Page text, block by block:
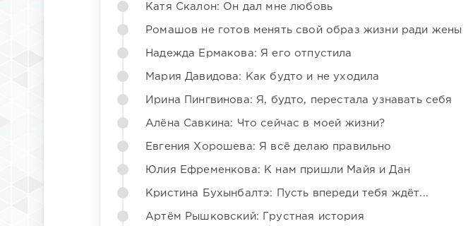
Катя Скалон: Он дал мне любовь
Ромашов не готов менять свой образ жизни ради жены
Надежда Ермакова: Я его отпустила
Мария Давидова: Как будто и не уходила
Ирина Пингвинова: Я, будто, перестала узнавать себя
Алёна Савкина: Что сейчас в моей жизни?
Евгения Хорошева: Я всё делаю правильно
Юлия Ефременкова: К нам пришли Майя и Дан
Кристина Бухынбалтэ: Пусть впереди тебя ждёт...
Артём Рышковский: Грустная история